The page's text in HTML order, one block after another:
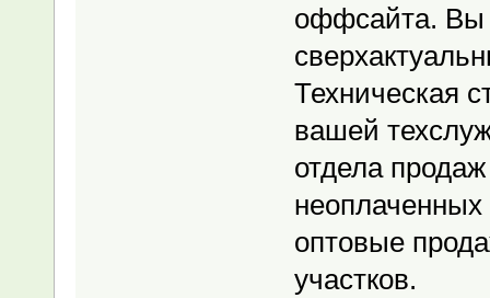
оффсайта. Вы
Техническая
вашей
отдела
неоплаченных
оптовые
участков.